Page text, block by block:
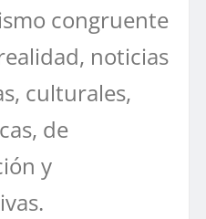
congruente
noticias
culturales,
de
y